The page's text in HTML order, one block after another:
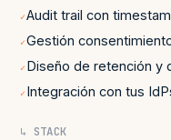
✓Audit trail con
✓Gestión
✓ Diseño de retención y
✓ Integración con tus
↳ STACK